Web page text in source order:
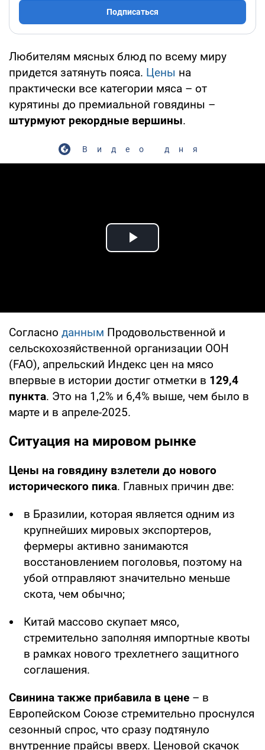
Подписаться
Любителям мясных блюд по всему миру
придется затянуть пояса. Цены на
практически все категории мяса – от
курятины до премиальной говядины –
штурмуют рекордные вершины.
Видео дня
Play Video
Согласно данным Продовольственной и
сельскохозяйственной организации ООН
(FAO), апрельский Индекс цен на мясо
впервые в истории достиг отметки в 129,4
пункта. Это на 1,2% и 6,4% выше, чем было в
марте и в апреле-2025.
Ситуация на мировом рынке
Цены на говядину взлетели до нового
исторического пика. Главных причин две:
в Бразилии, которая является одним из
крупнейших мировых экспортеров,
фермеры активно занимаются
восстановлением поголовья, поэтому на
убой отправляют значительно меньше
скота, чем обычно;
Китай массово скупает мясо,
стремительно заполняя импортные квоты
в рамках нового трехлетнего защитного
соглашения.
Свинина также прибавила в цене – в
Европейском Союзе стремительно проснулся
сезонный спрос, что сразу подтянуло
внутренние прайсы вверх. Ценовой скачок